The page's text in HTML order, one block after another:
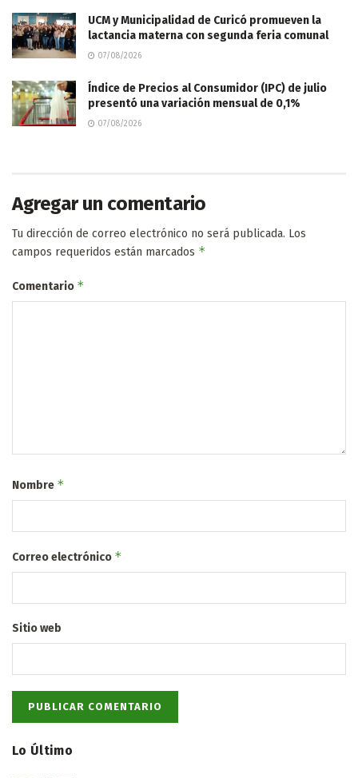
UCM y Municipalidad de Curicó promueven la
lactancia materna con segunda feria comunal
07/08/2026
Índice de Precios al Consumidor (IPC) de julio
presentó una variación mensual de 0,1%
07/08/2026
Agregar un comentario
Tu dirección de correo electrónico no será publicada. Los
campos requeridos están marcados *
Comentario *
Nombre *
Correo electrónico *
Sitio web
Lo Último